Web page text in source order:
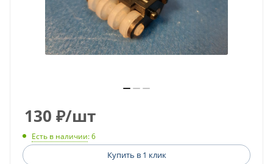
130 ₽/шт
Есть в наличии: 6
Купить в 1 клик